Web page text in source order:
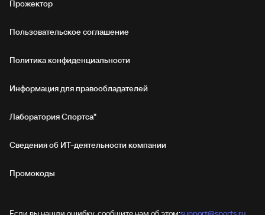
Прожектор
Пользовательское соглашение
Политика конфиденциальности
Информация для правообладателей
Лаборатория Спортса"
Сведения об ИТ‑деятельности компании
Промокоды